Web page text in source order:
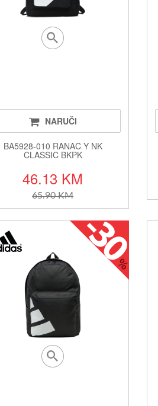
NARUČI
BA5928-010 RANAC Y NK
CLASSIC BKPK
46.13 KM
65.90 KM